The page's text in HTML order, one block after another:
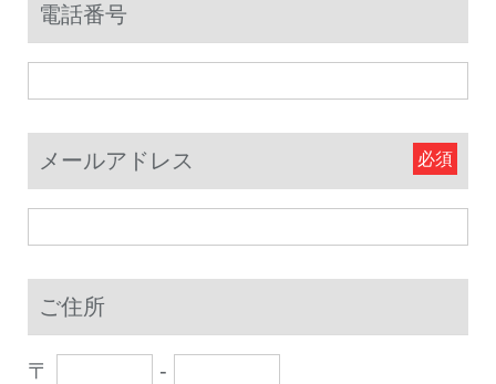
電話番号
メールアドレス
ご住所
〒 -